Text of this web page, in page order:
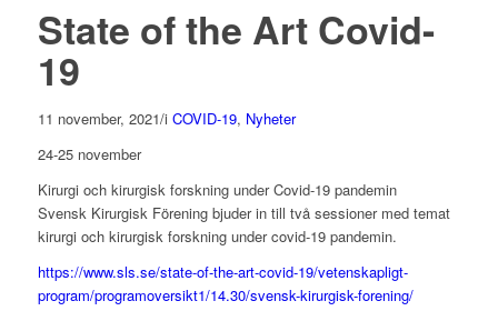
State of the Art Covid-
19
11 november, 2021/i COVID-19, Nyheter
24-25 november
Kirurgi och kirurgisk forskning under Covid-19 pandemin
Svensk Kirurgisk Förening bjuder in till två sessioner med temat
kirurgi och kirurgisk forskning under covid-19 pandemin.
https://www.sls.se/state-of-the-art-covid-19/vetenskapligt-
program/programoversikt1/14.30/svensk-kirurgisk-forening/